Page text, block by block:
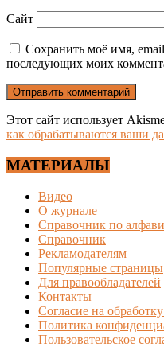
Сайт
Сохранить моё имя, email
последующих моих
Этот сайт использует
как обрабатываются ваши
МАТЕРИАЛЫ
Видео
О журнале
Справочник по
Справочник
Рекламодателям
Популярные страницы
Для правообладателей
Контакты
Согласие на
Политика
Пользовательское